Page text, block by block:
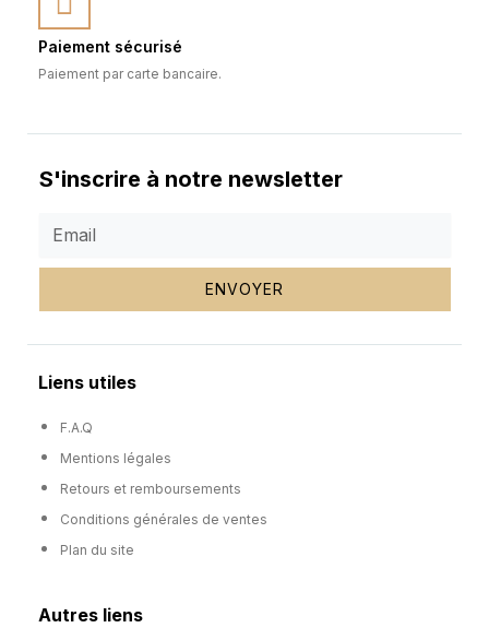
Paiement sécurisé
Paiement par carte bancaire.
S'inscrire à notre newsletter
ENVOYER
Liens utiles
F.A.Q
Mentions légales
Retours et remboursements
Conditions générales de ventes
Plan du site
Autres liens